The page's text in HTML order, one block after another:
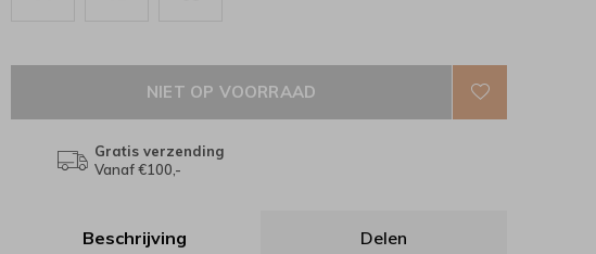
NIET OP VOORRAAD
Gratis verzending
Vanaf €100,-
Beschrijving Delen